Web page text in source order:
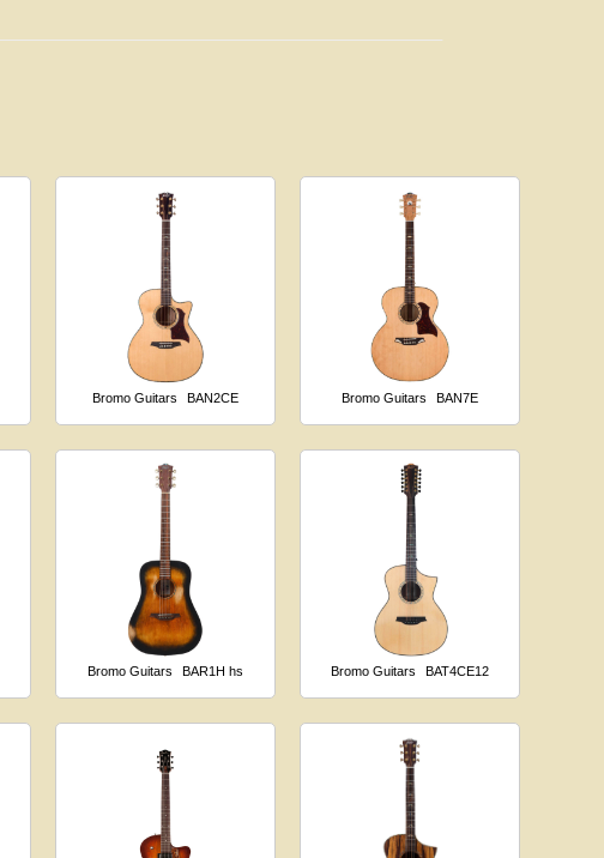
Bromo Guitars BAN2CE Bromo Guitars BAN7E
Bromo Guitars BAR1H hs Bromo Guitars BAT4CE12